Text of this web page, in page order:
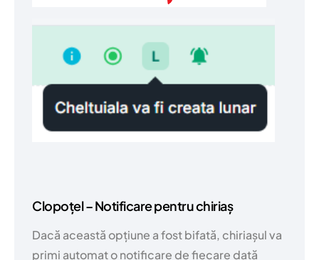
Clopoțel – Notificare pentru chiriaș
Dacă această opțiune a fost bifată, chiriașul va
primi automat o notificare de fiecare dată